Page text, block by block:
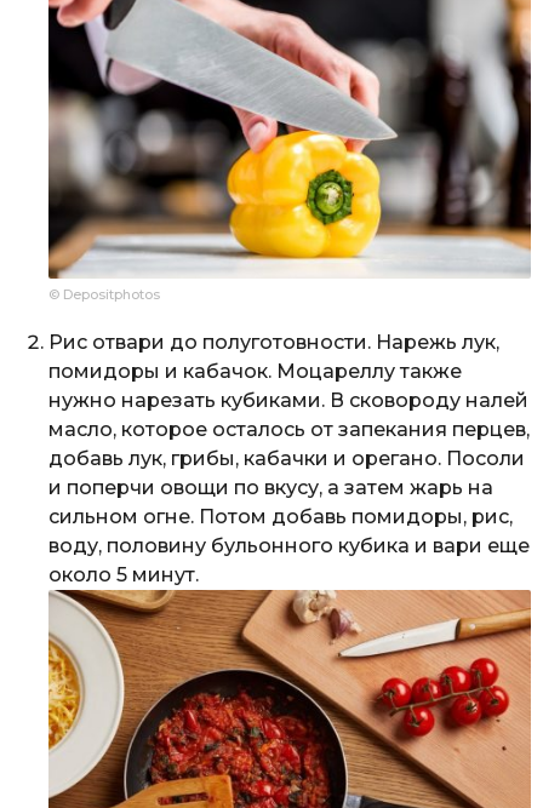
© Depositphotos
Рис отвари до полуготовности. Нарежь лук,
помидоры и кабачок. Моцареллу также
нужно нарезать кубиками. В сковороду налей
масло, которое осталось от запекания перцев,
добавь лук, грибы, кабачки и орегано. Посоли
и поперчи овощи по вкусу, а затем жарь на
сильном огне. Потом добавь помидоры, рис,
воду, половину бульонного кубика и вари еще
около 5 минут.